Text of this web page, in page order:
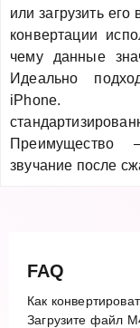
или загрузить
конвертации
чему данные
Идеально
iPhone.
Преимущество
звучание после
FAQ
Как
Загрузите файл